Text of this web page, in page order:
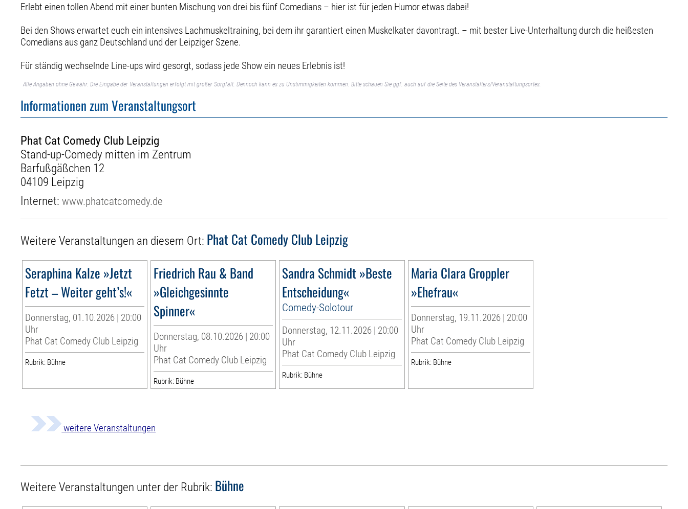
Erlebt einen tollen Abend mit einer bunten Mischung von drei bis fünf Comedians – hier ist für jeden Humor etwas dabei!
Bei den Shows erwartet euch ein intensives Lachmuskeltraining, bei dem ihr garantiert einen Muskelkater davontragt. – mit bester Live-Unterhaltung durch die heißesten
Comedians aus ganz Deutschland und der Leipziger Szene.
Für ständig wechselnde Line-ups wird gesorgt, sodass jede Show ein neues Erlebnis ist!
Alle Angaben ohne Gewähr. Die Eingabe der Veranstaltungen erfolgt mit großer Sorgfalt. Dennoch kann es zu Unstimmigkeiten kommen. Bitte schauen Sie ggf. auch auf die Seite des Veranstalters/Veranstaltungsortes.
Informationen zum Veranstaltungsort
Phat Cat Comedy Club Leipzig
Stand-up-Comedy mitten im Zentrum
Barfußgäßchen 12
04109 Leipzig
Internet:www.phatcatcomedy.de
Weitere Veranstaltungen an diesem Ort: Phat Cat Comedy Club Leipzig
Seraphina Kalze »Jetzt
Fetzt – Weiter geht’s!«
Donnerstag, 01.10.2026 | 20:00
Uhr
Phat Cat Comedy Club Leipzig
Rubrik: Bühne
Friedrich Rau & Band
»Gleichgesinnte
Spinner«
Donnerstag, 08.10.2026 | 20:00
Uhr
Phat Cat Comedy Club Leipzig
Rubrik: Bühne
Sandra Schmidt »Beste
Entscheidung«
Comedy-Solotour
Donnerstag, 12.11.2026 | 20:00
Uhr
Phat Cat Comedy Club Leipzig
Rubrik: Bühne
Maria Clara Groppler
»Ehefrau«
Donnerstag, 19.11.2026 | 20:00
Uhr
Phat Cat Comedy Club Leipzig
Rubrik: Bühne
weitere Veranstaltungen
Weitere Veranstaltungen unter der Rubrik: Bühne